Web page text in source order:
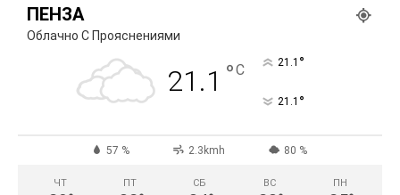
ПЕНЗА
Облачно С Прояснениями
21.1 °C 21.1 °
21.1 °
57 % 2.3kmh 80 %
ЧТ ПТ СБ ВС ПН